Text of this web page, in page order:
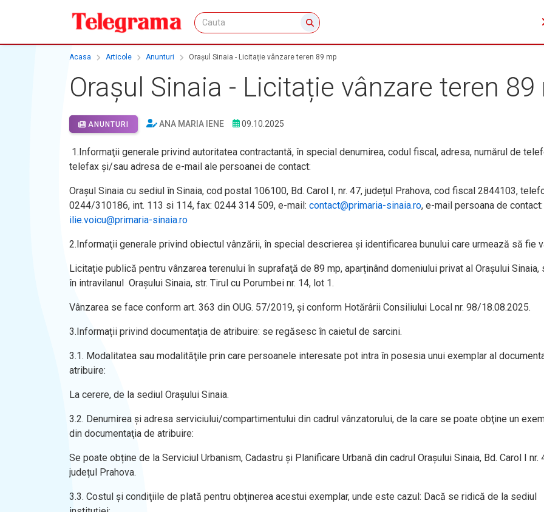
Acasa Articole Anunturi Orașul Sinaia - Licitație vânzare teren 89 mp
Orașul Sinaia - Licitație vânzare teren 89
ANUNTURI ANA MARIA IENE 09.10.2025
1.Informaţii generale privind autoritatea contractantă, în special denumirea, codul fiscal, adresa, numărul de
telefax şi/sau adresa de e-mail ale persoanei de contact:
Orașul Sinaia cu sediul în Sinaia, cod postal 106100, Bd. Carol I, nr. 47, județul Prahova, cod fiscal 2844103,
0244/310186, int. 113 si 114, fax: 0244 314 509, e-mail: contact@primaria-sinaia.ro, e-mail persoana de contact:
ilie.voicu@primaria-sinaia.ro
2.Informaţii generale privind obiectul vânzării, în special descrierea şi identificarea bunului care urmează să fie
Licitație publică pentru vânzarea terenului în suprafaţă de 89 mp, aparținând domeniului privat al Orașului Sinaia,
în intravilanul Orașului Sinaia, str. Tirul cu Porumbei nr. 14, lot 1.
Vânzarea se face conform art. 363 din OUG. 57/2019, şi conform Hotărârii Consiliului Local nr. 98/18.08.2025.
3.Informații privind documentația de atribuire: se regăsesc în caietul de sarcini.
3.1. Modalitatea sau modalităţile prin care persoanele interesate pot intra în posesia unui exemplar al
atribuire:
La cerere, de la sediul Orașului Sinaia.
3.2. Denumirea şi adresa serviciului/compartimentului din cadrul vânzatorului, de la care se poate obţine un
din documentaţia de atribuire:
Se poate obține de la Serviciul Urbanism, Cadastru și Planificare Urbană din cadrul Orașului Sinaia, Bd. Carol I nr.
județul Prahova.
3.3. Costul şi condiţiile de plată pentru obţinerea acestui exemplar, unde este cazul: Dacă se ridică de la sediul